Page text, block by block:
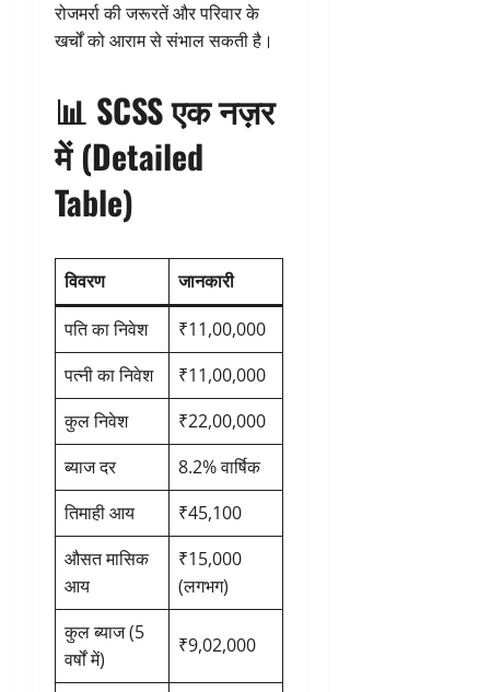
रोजमर्रा की जरूरतें और परिवार के
खर्चों को आराम से संभाल सकती है।
📊 SCSS एक नज़र
में (Detailed
Table)
विवरण
जानकारी
पति का निवेश
₹11,00,000
पत्नी का निवेश
₹11,00,000
कुल निवेश
₹22,00,000
ब्याज दर
8.2% वार्षिक
तिमाही आय
₹45,100
औसत मासिक
आय
₹15,000
(लगभग)
कुल ब्याज (5
वर्षों में)
₹9,02,000